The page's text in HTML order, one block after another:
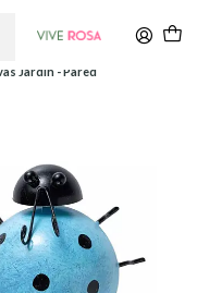
Jardín - Pared